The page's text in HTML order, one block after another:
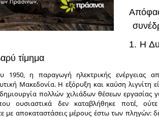
1. Η
τίμημα
1950, η παραγωγή ηλεκτρικής ενέργειας
Μακεδονία. Η εξόρυξη και καύση λιγνίτη
πολλών χιλιάδων θέσεων εργασίας
ουσιαστικά δεν καταβλήθηκε ποτέ, ούτε
με αποκαταστάσεις μέρους έστω των πληγών: